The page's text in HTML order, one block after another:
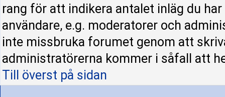
rang för att indikera antalet inläg du
användare, e.g. moderatorer och
inte missbruka forumet genom att
administratörerna kommer i såfall att
Till överst på sidan